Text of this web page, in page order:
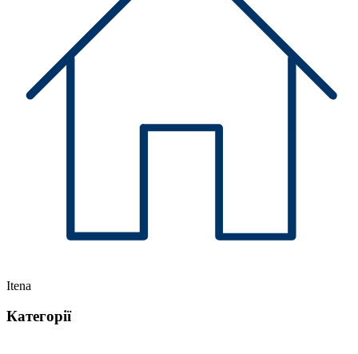
Itena
Категорії